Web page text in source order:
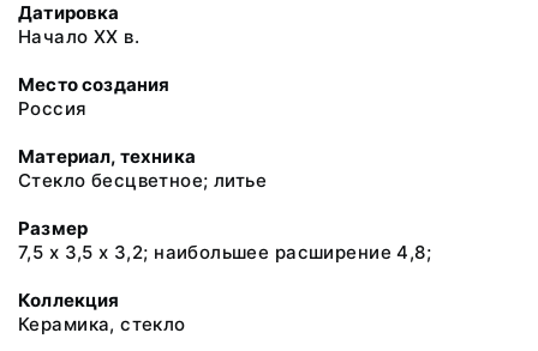
Датировка
Начало ХХ в.
Место создания
Россия
Материал, техника
Стекло бесцветное; литье
Размер
7,5 х 3,5 х 3,2; наибольшее расширение 4,8;
Коллекция
Керамика, стекло